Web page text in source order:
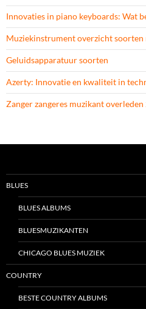
Innovaties in piano keyboards: Wat
Muziekinstrument overzicht
Geluidsapparatuur soorten
Azerty: Innovatie en kwaliteit in
Zanger zangeres muzikant overleden
BLUES
BLUES ALBUMS
BLUESMUZIKANTEN
CHICAGO BLUES MUZIEK
COUNTRY
BESTE COUNTRY ALBUMS